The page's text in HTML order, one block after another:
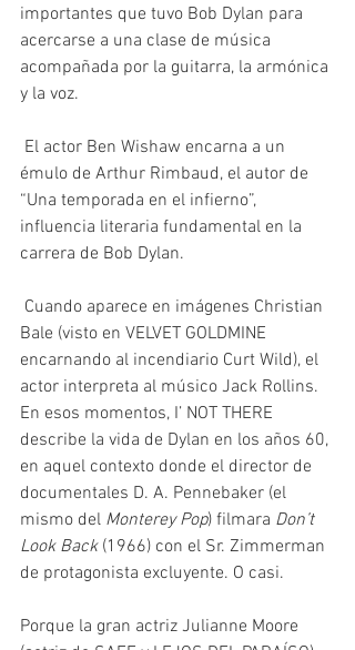
importantes que tuvo Bob Dylan para
acercarse a una clase de música
acompañada por la guitarra, la armónica
y la voz.
émulo de Arthur Rimbaud, el autor de
“Una temporada en el infierno”,
influencia literaria fundamental en la
carrera de Bob Dylan.
Bale (visto en VELVET GOLDMINE
encarnando al incendiario Curt Wild), el
actor interpreta al músico Jack Rollins.
En esos momentos, I’ NOT THERE
describe la vida de Dylan en los años 60,
en aquel contexto donde el director de
documentales D. A. Pennebaker (el
mismo del Monterey Pop) filmara Don’t
Look Back (1966) con el Sr. Zimmerman
de protagonista excluyente. O casi.
Porque la gran actriz Julianne Moore